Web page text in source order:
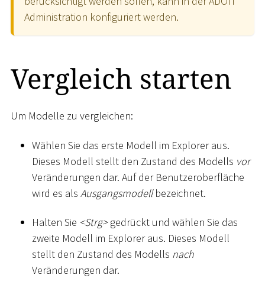
Administration konfiguriert werden.
Vergleich starten
Um Modelle zu vergleichen:
Wählen Sie das erste Modell im Explorer aus.
Dieses Modell stellt den Zustand des Modells vor
Veränderungen dar. Auf der Benutzeroberfläche
wird es als Ausgangsmodellbezeichnet.
Halten Sie <Strg>gedrückt und wählen Sie das
zweite Modell im Explorer aus. Dieses Modell
stellt den Zustand des Modells nach
Veränderungen dar.